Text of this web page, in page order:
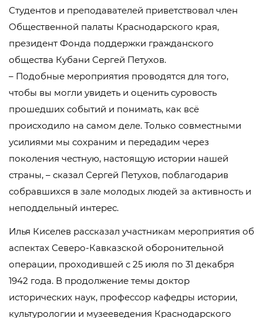
Студентов и преподавателей приветствовал член
Общественной палаты Краснодарского края,
президент Фонда поддержки гражданского
общества Кубани Сергей Петухов.
– Подобные мероприятия проводятся для того,
чтобы вы могли увидеть и оценить суровость
прошедших событий и понимать, как всё
происходило на самом деле. Только совместными
усилиями мы сохраним и передадим через
поколения честную, настоящую истории нашей
страны, – сказал Сергей Петухов, поблагодарив
собравшихся в зале молодых людей за активность и
неподдельный интерес.
Илья Киселев рассказал участникам мероприятия об
аспектах Северо-Кавказской оборонительной
операции, проходившей с 25 июля по 31 декабря
1942 года. В продолжение темы доктор
исторических наук, профессор кафедры истории,
культурологии и музееведения Краснодарского